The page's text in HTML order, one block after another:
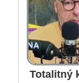
Totalitný